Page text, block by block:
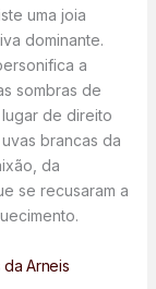
uma joia
dominante.
a
sombras de
de direito
brancas da
da
se recusaram a
da Arneis